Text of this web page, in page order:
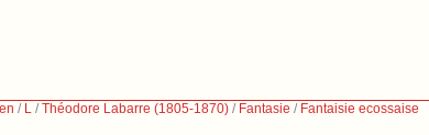
/ L /Théodore Labarre (1805-1870) / Fantasie / Fantaisie ecossaise